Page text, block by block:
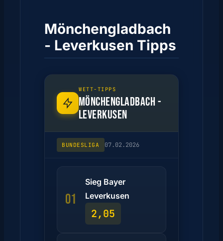
Mönchengladbach
- Leverkusen Tipps
WETT-TIPPS
MÖNCHENGLADBACH -
LEVERKUSEN
BUNDESLIGA 07.02.2026
01
Sieg Bayer
Leverkusen
2,05